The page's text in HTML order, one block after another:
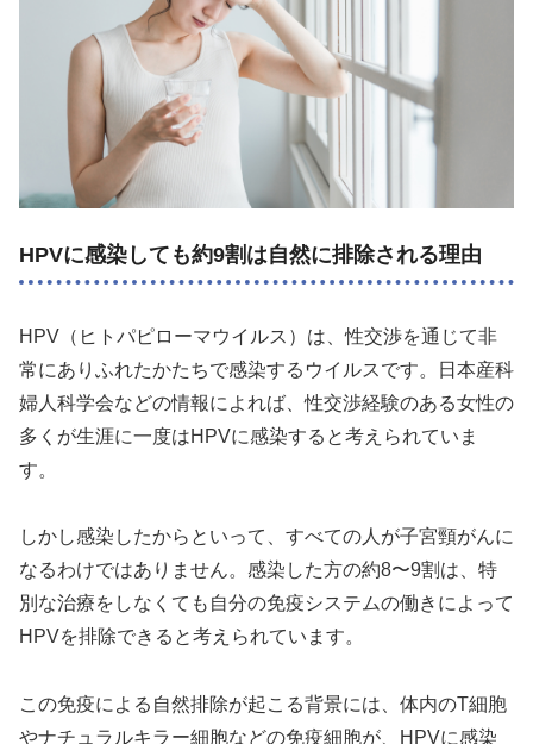
HPVに感染しても約9割は自然に排除される理由
HPV（ヒトパピローマウイルス）は、性交渉を通じて非
常にありふれたかたちで感染するウイルスです。日本産科
婦人科学会などの情報によれば、性交渉経験のある女性の
多くが生涯に一度はHPVに感染すると考えられていま
す。
しかし感染したからといって、すべての人が子宮頸がんに
なるわけではありません。感染した方の約8〜9割は、特
別な治療をしなくても自分の免疫システムの働きによって
HPVを排除できると考えられています。
この免疫による自然排除が起こる背景には、体内のT細胞
やナチュラルキラー細胞などの免疫細胞が、HPVに感染